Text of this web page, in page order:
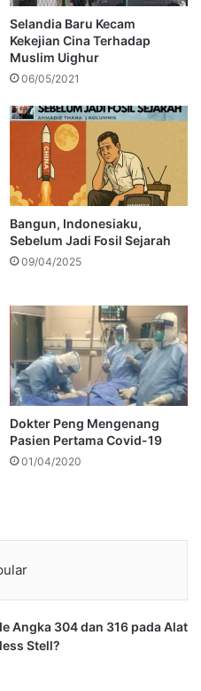
Selandia Baru Kecam
Kekejian Cina Terhadap
Muslim Uighur
06/05/2021
Bangun, Indonesiaku,
Sebelum Jadi Fosil Sejarah
09/04/2025
Dokter Peng Mengenang
Pasien Pertama Covid-19
01/04/2020
Angka 304 dan 316 pada Alat
Stell?